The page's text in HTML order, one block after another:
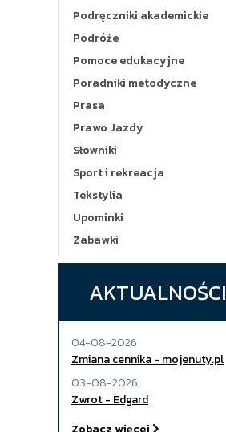
Podręczniki akademickie
Podróże
Pomoce edukacyjne
Poradniki metodyczne
Prasa
Prawo Jazdy
Słowniki
Sport i rekreacja
Tekstylia
Upominki
Zabawki
AKTUALNOŚCI
04-08-2026
Zmiana cennika - mojenuty.pl
03-08-2026
Zwrot - Edgard